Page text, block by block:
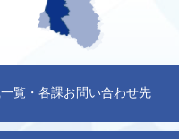
覧・各課お問い合わせ先